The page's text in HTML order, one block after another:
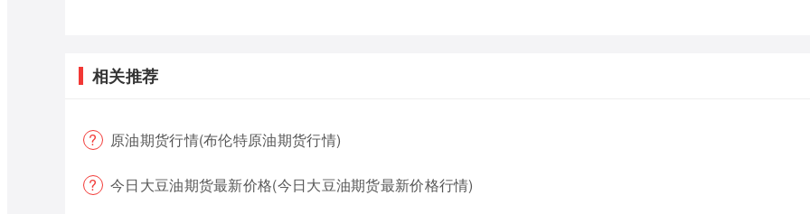
相关推荐
原油期货行情(布伦特原油期货行情)
今日大豆油期货最新价格(今日大豆油期货最新价格行情)